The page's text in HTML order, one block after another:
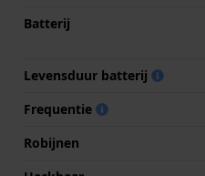
Batterij
Levensduur batterij
Frequentie
Robijnen